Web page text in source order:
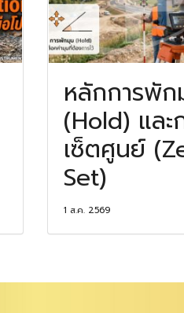
หลักการพั
(Hold) และ
เซ็ตศูนย์
Set)
1 ส.ค. 2569